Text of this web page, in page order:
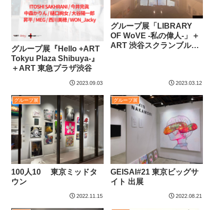
グループ展『Hello +ART
Tokyu Plaza Shibuya-』
＋ART 東急プラザ渋谷
2023.09.03
グループ展「LIBRARY
OF WoVE -私の偉人-」＋
ART 渋谷スクランブルス
2023.03.12
グループ展
​100人10 東京ミッドタ
ウン
2022.11.15
グループ展
GEISAI#21 東京ビッグサ
イト 出展
2022.08.21